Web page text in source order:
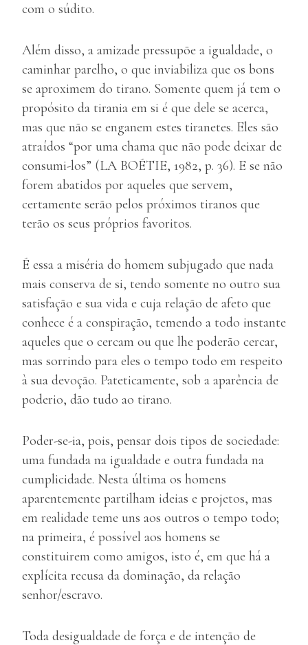
com o súdito.
Além disso, a amizade pressupõe a igualdade, o
caminhar parelho, o que inviabiliza que os bons
se aproximem do tirano. Somente quem já tem o
propósito da tirania em si é que dele se acerca,
mas que não se enganem estes tiranetes. Eles são
atraídos “por uma chama que não pode deixar de
consumi-los” (LA BOÉTIE, 1982, p. 36). E se não
forem abatidos por aqueles que servem,
certamente serão pelos próximos tiranos que
terão os seus próprios favoritos.
É essa a miséria do homem subjugado que nada
mais conserva de si, tendo somente no outro sua
satisfação e sua vida e cuja relação de afeto que
conhece é a conspiração, temendo a todo instante
aqueles que o cercam ou que lhe poderão cercar,
mas sorrindo para eles o tempo todo em respeito
à sua devoção. Pateticamente, sob a aparência de
poderio, dão tudo ao tirano.
Poder-se-ia, pois, pensar dois tipos de sociedade:
uma fundada na igualdade e outra fundada na
cumplicidade. Nesta última os homens
aparentemente partilham ideias e projetos, mas
em realidade teme uns aos outros o tempo todo;
na primeira, é possível aos homens se
constituirem como amigos, isto é, em que há a
explícita recusa da dominação, da relação
senhor/escravo.
Toda desigualdade de força e de intenção de